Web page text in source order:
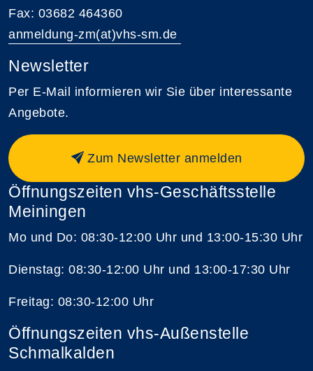
Fax: 03682 464360
anmeldung-zm(at)vhs-sm.de
Newsletter
Per E-Mail informieren wir Sie über interessante
Angebote.
Zum Newsletter anmelden
Öffnungszeiten vhs-Geschäftsstelle
Meiningen
Mo und Do: 08:30-12:00 Uhr und 13:00-15:30 Uhr
Dienstag: 08:30-12:00 Uhr und 13:00-17:30 Uhr
Freitag: 08:30-12:00 Uhr
Öffnungszeiten vhs-Außenstelle
Schmalkalden